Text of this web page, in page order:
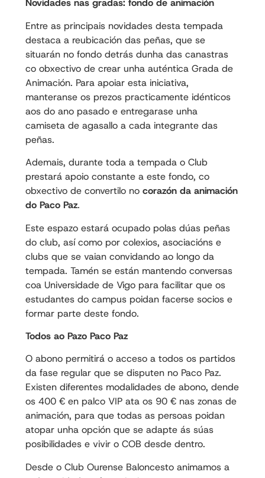
Novidades nas gradas: fondo de animación
Entre as principais novidades desta tempada
destaca a reubicación das peñas, que se
situarán no fondo detrás dunha das canastras
co obxectivo de crear unha auténtica Grada de
Animación. Para apoiar esta iniciativa,
manteranse os prezos practicamente idénticos
aos do ano pasado e entregarase unha
camiseta de agasallo a cada integrante das
peñas.
Ademais, durante toda a tempada o Club
prestará apoio constante a este fondo, co
obxectivo de convertilo no corazón da animación
do Paco Paz.
Este espazo estará ocupado polas dúas peñas
do club, así como por colexios, asociacións e
clubs que se vaian convidando ao longo da
tempada. Tamén se están mantendo conversas
coa Universidade de Vigo para facilitar que os
estudantes do campus poidan facerse socios e
formar parte deste fondo.
Todos ao Pazo Paco Paz
O abono permitirá o acceso a todos os partidos
da fase regular que se disputen no Paco Paz.
Existen diferentes modalidades de abono, dende
os 400 € en palco VIP ata os 90 € nas zonas de
animación, para que todas as persoas poidan
atopar unha opción que se adapte ás súas
posibilidades e vivir o COB desde dentro.
Desde o Club Ourense Baloncesto animamos a